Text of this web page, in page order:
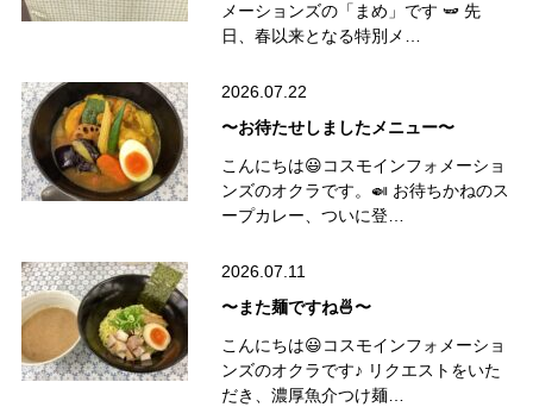
メーションズの「まめ」です 🫛 先
日、春以来となる特別メ…
2026.07.22
〜お待たせしましたメニュー〜
こんにちは😃コスモインフォメーショ
ンズのオクラです。🍛 お待ちかねのス
ープカレー、ついに登…
2026.07.11
〜また麺ですね🍜〜
こんにちは😃コスモインフォメーショ
ンズのオクラです♪ リクエストをいた
だき、濃厚魚介つけ麺…